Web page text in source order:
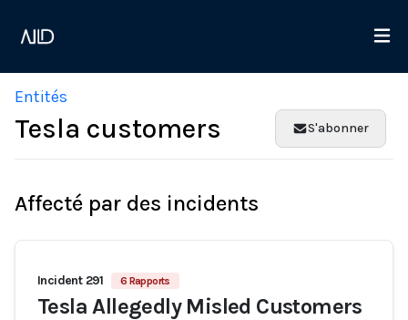
Entités
Tesla customers S'abonner
Affecté par des incidents
Incident 291 6 Rapports
Tesla Allegedly Misled Customers